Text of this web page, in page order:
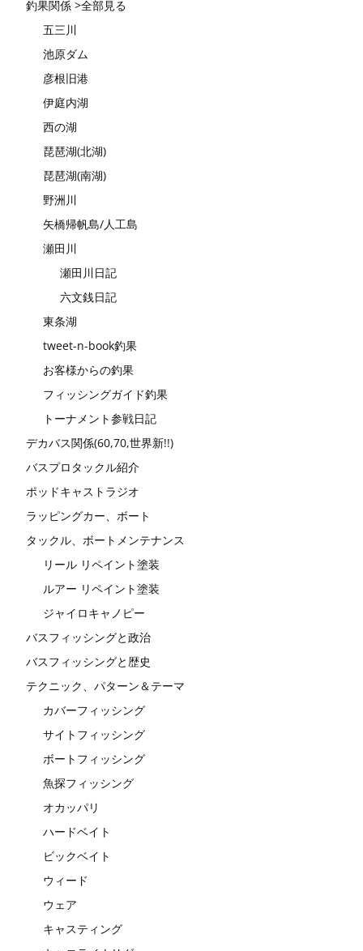
釣果関係 >全部見る
五三川
池原ダム
彦根旧港
伊庭内湖
西の湖
琵琶湖(北湖)
琵琶湖(南湖)
野洲川
矢橋帰帆島/人工島
瀬田川
瀬田川日記
六文銭日記
東条湖
tweet-n-book釣果
お客様からの釣果
フィッシングガイド釣果
トーナメント参戦日記
デカバス関係(60,70,世界新!!)
バスプロタックル紹介
ポッドキャストラジオ
ラッピングカー、ボート
タックル、ボートメンテナンス
リール リペイント塗装
ルアー リペイント塗装
ジャイロキャノピー
バスフィッシングと政治
バスフィッシングと歴史
テクニック、パターン＆テーマ
カバーフィッシング
サイトフィッシング
ボートフィッシング
魚探フィッシング
オカッパリ
ハードベイト
ビックベイト
ウィード
ウェア
キャスティング